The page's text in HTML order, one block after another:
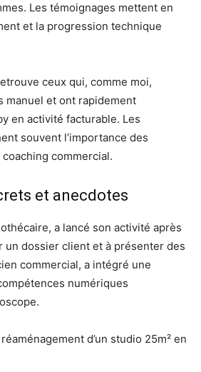
Les témoignages mettent en
et la progression technique
ceux qui, comme moi,
manuel et ont rapidement
en activité facturable. Les
souvent l’importance des
commercial.
et anecdotes
a lancé son activité après
un dossier client et à présenter des
commercial, a intégré une
numériques
d’un studio 25m² en